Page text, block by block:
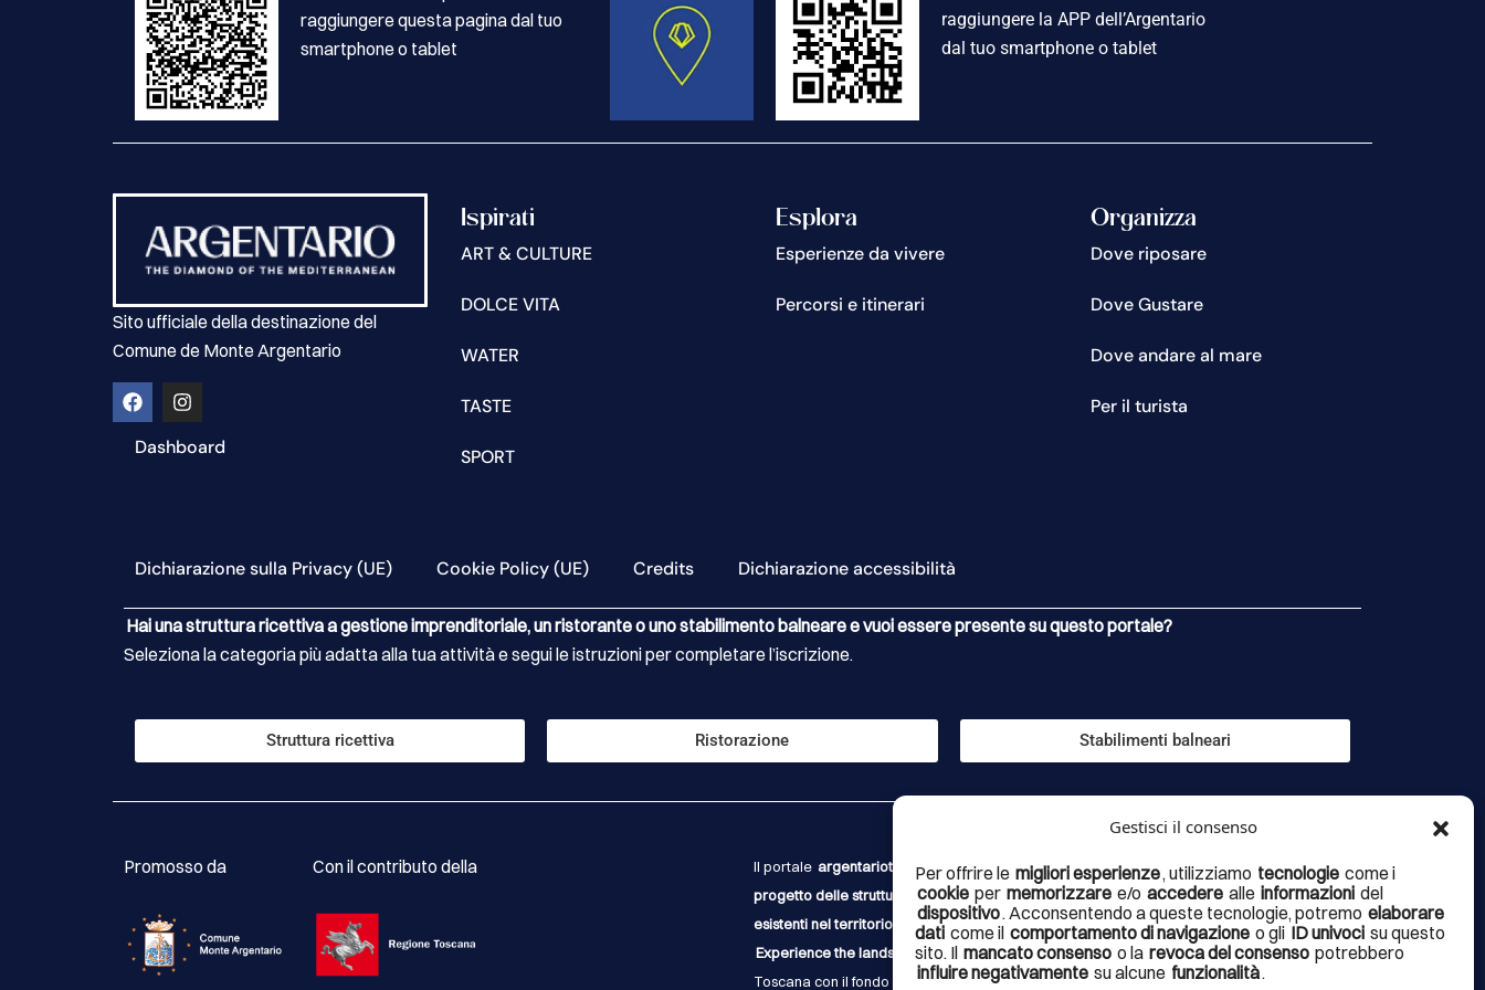
Gestisci il consenso
Per offrire le migliori esperienze, utilizziamo tecnologie come i
cookie per memorizzare e/o accedere alle informazioni del
dispositivo. Acconsentendo a queste tecnologie, potremo elaborare
dati come il comportamento di navigazione o gli ID univoci su questo
sito. Il mancato consenso o la revoca del consenso potrebbero
influire negativamente su alcune funzionalità.
raggiungere questa pagina dal tuo
smartphone o tablet
raggiungere la APP dell’Argentario
dal tuo smartphone o tablet
Sito ufficiale della destinazione del
Comune de Monte Argentario
Dashboard
Ispirati
ART & CULTURE
DOLCE VITA
WATER
TASTE
SPORT
Esplora
Esperienze da vivere
Percorsi e itinerari
Organizza
Dove riposare
Dove Gustare
Dove andare al mare
Per il turista
Dichiarazione sulla Privacy (UE) Cookie Policy (UE) Credits Dichiarazione accessibilità
Hai una struttura ricettiva a gestione imprenditoriale, un ristorante o uno stabilimento balneare e vuoi essere presente su questo portale?
Seleziona la categoria più adatta alla tua attività e segui le istruzioni per completare l’iscrizione.
Struttura ricettiva Ristorazione Stabilimenti balneari
Promosso da Con il contributo della Il portale argentarioturismo.it, il Brand Argentario, il Fumetto Presidios, i totem interattivi, il
progetto delle strutture accessorie alla fruizione e valorizzazione dei percorsi tematici
esistenti nel territorio
fanno parte di un articolato progetto di valorizzazione denominato
Experience the landscape – verso il turismo del terzo millennio, finanziato dalla Regione
Toscana con il fondo per la montagna 2020 – D.D.N.23476 del 15/12/2021 – CUP